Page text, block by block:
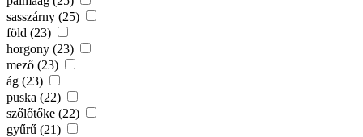
sasszárny (25)
föld (23)
horgony (23)
mező (23)
ág (23)
puska (22)
szőlőtőke (22)
gyűrű (21)